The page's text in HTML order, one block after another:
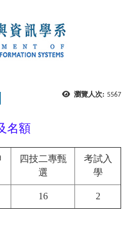
瀏覽人次: 5567
名額
四技二專甄
選
考試入
學
16 2